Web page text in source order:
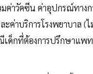
มค่าวัคซีน ค่าอุปกรณ์ทาง
ะค่าบริการโรงพยาบาล (
ด็กที่ต้องการปรึกษาแพ